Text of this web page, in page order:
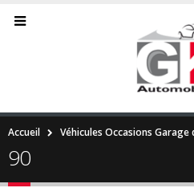
Accueil Véhicules Occasions Garage
90